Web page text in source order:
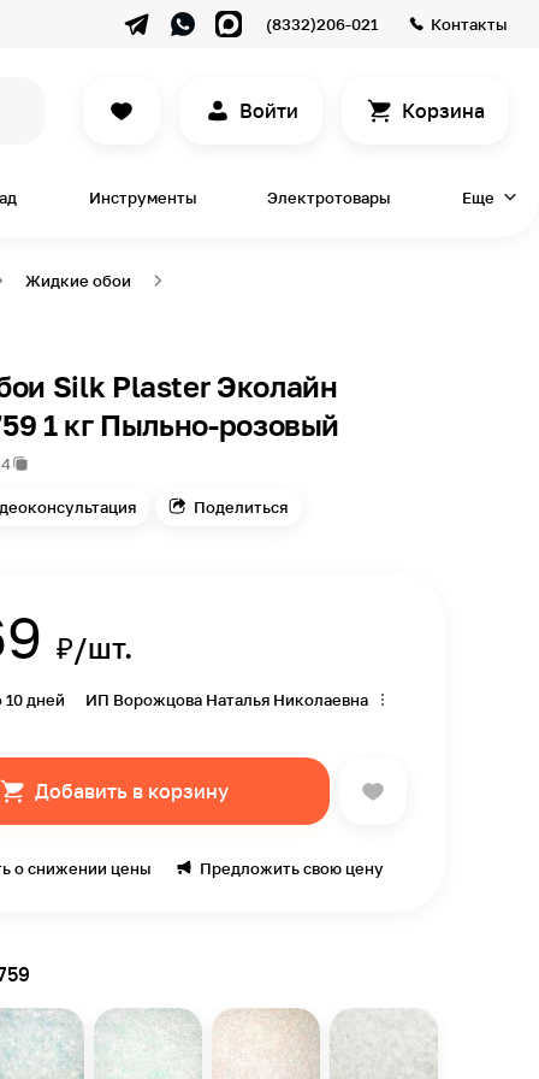
(8332)206-021 Контакты
Войти Корзина
Инструменты Электротовары Еще
Жидкие обои
Silk Plaster Эколайн
1 кг Пыльно-розовый
Поделиться
₽/шт.
10 дней ИП Ворожцова Наталья Николаевна
Добавить в корзину
о снижении цены Предложить свою цену